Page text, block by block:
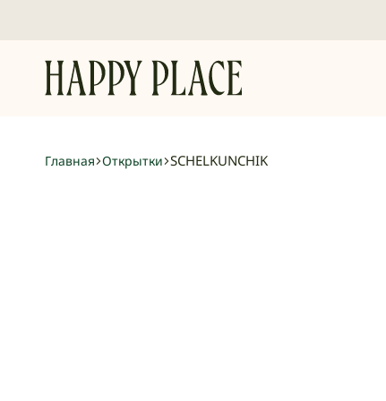
бумаги
Главная Открытки SCHELKUNCHIK